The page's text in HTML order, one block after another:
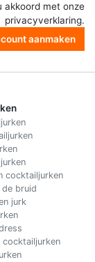
akkoord met onze
privacyverklaring.
aanmaken
cocktailjurken
de bruid
jurk